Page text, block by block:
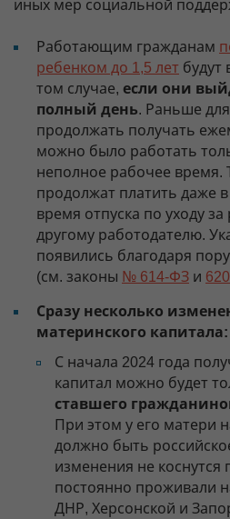
иных мер социальной
Работающим гражданам
ребенком до 1,5 лет будут
том случае, если они
полный день. Раньше
продолжать получать
можно было работать
неполное рабочее время.
продолжат платить даже
время отпуска по уходу
другому работодателю.
появились благодаря
(см. законы № 614-ФЗ и
Сразу несколько
материнского капитала:
С начала 2024 года
капитал можно будет
ставшего
При этом у его матери
должно быть
изменения не
постоянно проживали
ДНР, Херсонской и